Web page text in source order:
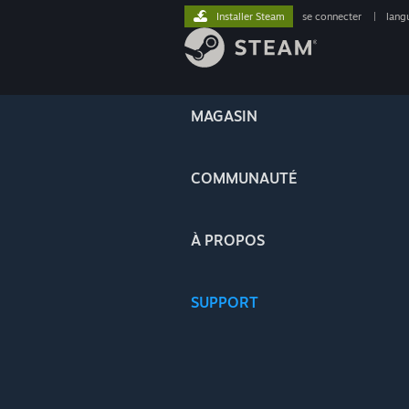
MAGASIN
COMMUNAUTÉ
À PROPOS
SUPPORT
Installer Steam se connecter